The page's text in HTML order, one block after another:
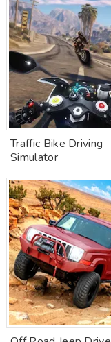
Traffic Bike Driving
Simulator